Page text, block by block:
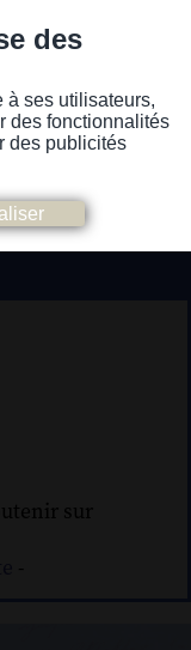
des
à ses utilisateurs,
des fonctionnalités
des publicités
ou non-voyantes
sur
-